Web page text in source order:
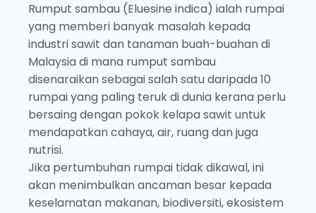
Rumput sambau (Eluesine indica) ialah rumpai
yang memberi banyak masalah kepada
industri sawit dan tanaman buah-buahan di
Malaysia di mana rumput sambau
disenaraikan sebagai salah satu daripada 10
rumpai yang paling teruk di dunia kerana perlu
bersaing dengan pokok kelapa sawit untuk
mendapatkan cahaya, air, ruang dan juga
nutrisi.
Jika pertumbuhan rumpai tidak dikawal, ini
akan menimbulkan ancaman besar kepada
keselamatan makanan, biodiversiti, ekosistem